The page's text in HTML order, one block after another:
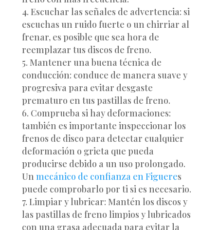
Escuchar las señales de advertencia: si
escuchas un ruido fuerte o un chirriar al
frenar, es posible que sea hora de
reemplazar tus discos de freno.
Mantener una buena técnica de
conducción: conduce de manera suave y
progresiva para evitar desgaste
prematuro en tus pastillas de freno.
Comprueba si hay deformaciones:
también es importante inspeccionar los
frenos de disco para detectar cualquier
deformación o grieta que pueda
producirse debido a un uso prolongado.
Un mecánico de confianza en Figueres
puede comprobarlo por ti si es necesario.
Limpiar y lubricar: Mantén los discos y
las pastillas de freno limpios y lubricados
con una grasa adecuada para evitar la